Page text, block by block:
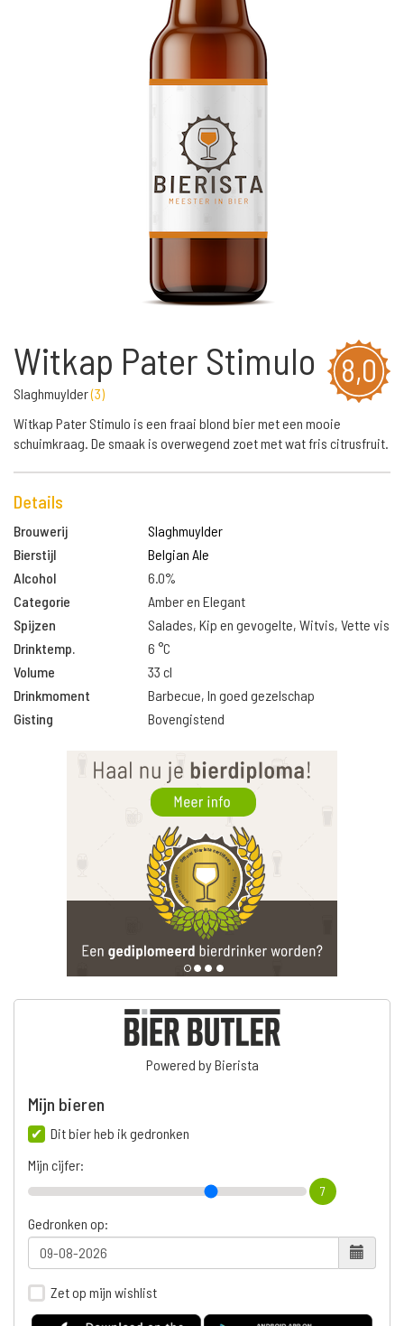
8,0
Witkap Pater Stimulo
Slaghmuylder(3)
Witkap Pater Stimulo is een fraai blond bier met een mooie
schuimkraag. De smaak is overwegend zoet met wat fris citrusfruit.
Details
Brouwerij
Slaghmuylder
Bierstijl
Belgian Ale
Alcohol
6.0%
Categorie
Amber en Elegant
Spijzen
Salades, Kip en gevogelte, Witvis, Vette vis
Drinktemp.
6 °C
Volume
33 cl
Drinkmoment
Barbecue, In goed gezelschap
Gisting
Bovengistend
Powered by Bierista
Mijn bieren
Dit bier heb ik gedronken
Mijn cijfer:
7
Gedronken op:
Zet op mijn wishlist